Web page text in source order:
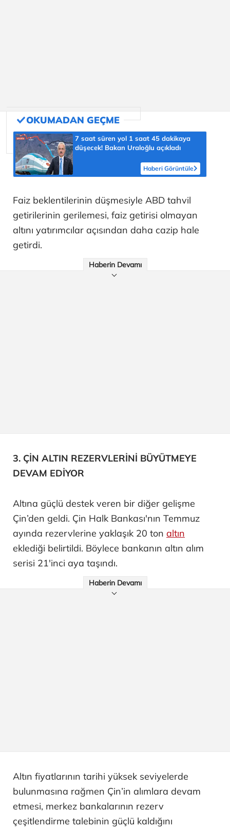
7 saat süren yol 1 saat 45 dakikaya
düşecek! Bakan Uraloğlu açıkladı
Haberi Görüntüle
Faiz beklentilerinin düşmesiyle ABD tahvil
getirilerinin gerilemesi, faiz getirisi olmayan
altını yatırımcılar açısından daha cazip hale
getirdi.
Haberin Devamı
3. ÇİN ALTIN REZERVLERİNİ BÜYÜTMEYE
DEVAM EDİYOR
Altına güçlü destek veren bir diğer gelişme
Çin’den geldi. Çin Halk Bankası'nın Temmuz
ayında rezervlerine yaklaşık 20 ton altın
eklediği belirtildi. Böylece bankanın altın alım
serisi 21'inci aya taşındı.
Haberin Devamı
Altın fiyatlarının tarihi yüksek seviyelerde
bulunmasına rağmen Çin’in alımlara devam
etmesi, merkez bankalarının rezerv
çeşitlendirme talebinin güçlü kaldığını